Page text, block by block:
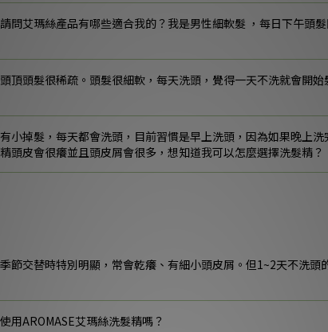
問艾瑪絲產品有哪些適合我的？我是男性細軟髮 ，每日下午頭
頂頭髮很稀疏。頭髮很細軟，每天洗頭，覺得一天不洗就會開
小掉髮，每天都會洗頭，目前習慣是早上洗頭，因為如果晚上
頭皮會很癢並且頭皮屑會很多，想知道我可以怎麼選擇洗髮精？
節交替時特別明顯，常會乾癢、有細小頭皮屑。但1~2天不洗頭
用AROMASE艾瑪絲洗髮精嗎？